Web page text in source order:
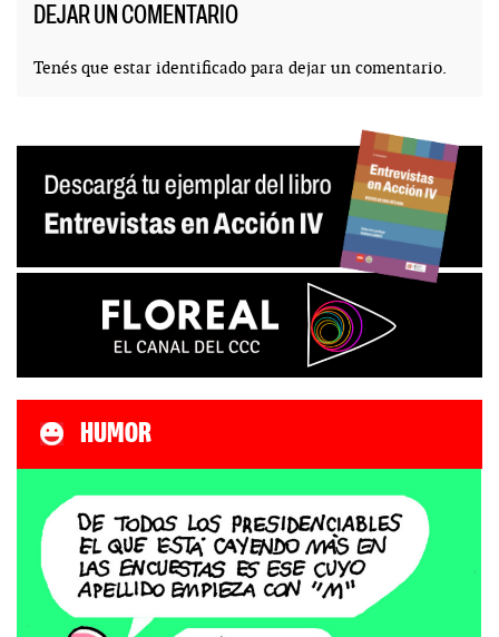
DEJAR UN COMENTARIO
Tenés que estar identificado para dejar un comentario.
HUMOR